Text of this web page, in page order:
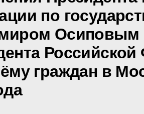
по
Осиповым
граждан в